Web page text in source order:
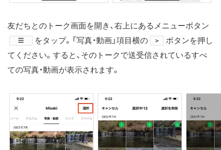
友だちとのトーク画面を開き、右上にあるメニューボタン
​をタップ。「写真・動画」項目横の
＞
ボタンを押し
てください。すると、そのトークで送受信されているすべ
ての写真・動画が表示されます。